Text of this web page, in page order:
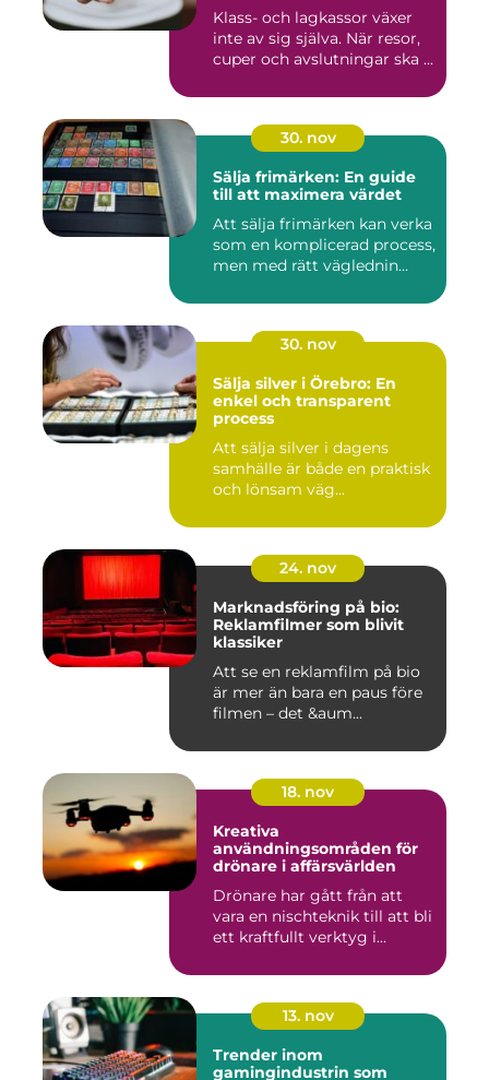
Klass- och lagkassor växer
inte av sig själva. När resor,
cuper och avslutningar ska ...
30. nov
Sälja frimärken: En guide
till att maximera värdet
Att sälja frimärken kan verka
som en komplicerad process,
men med rätt väglednin...
30. nov
Sälja silver i Örebro: En
enkel och transparent
process
Att sälja silver i dagens
samhälle är både en praktisk
och lönsam väg...
24. nov
Marknadsföring på bio:
Reklamfilmer som blivit
klassiker
Att se en reklamfilm på bio
är mer än bara en paus före
filmen – det &aum...
18. nov
Kreativa
användningsområden för
drönare i affärsvärlden
Drönare har gått från att
vara en nischteknik till att bli
ett kraftfullt verktyg i...
13. nov
Trender inom
gamingindustrin som